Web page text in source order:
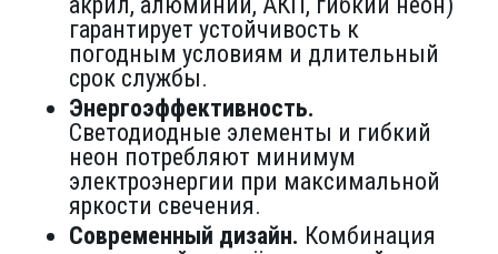
гарантирует устойчивость к
погодным условиям и длительный
срок службы.
Энергоэффективность.
Светодиодные элементы и гибкий
неон потребляют минимум
электроэнергии при максимальной
яркости свечения.
Современный дизайн. Комбинация